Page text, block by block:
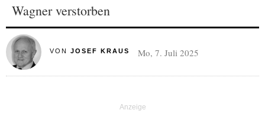
Wagner verstorben
VON JOSEF KRAUS Mo, 7. Juli 2025